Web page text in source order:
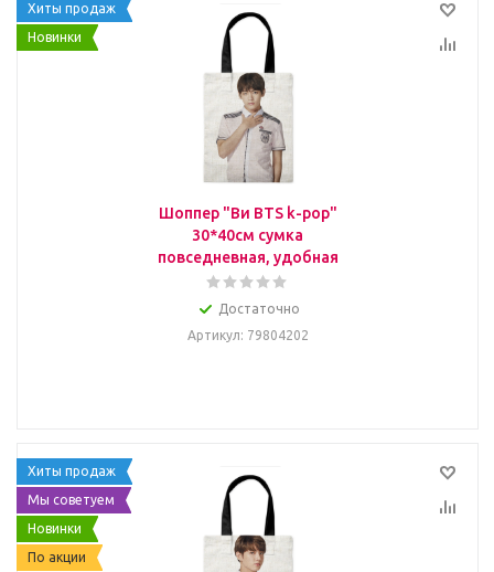
Хиты продаж
Новинки
Шоппер "Ви BTS k-pop"
30*40см сумка
повседневная, удобная
Достаточно
Артикул: 79804202
Хиты продаж
Мы советуем
Новинки
По акции